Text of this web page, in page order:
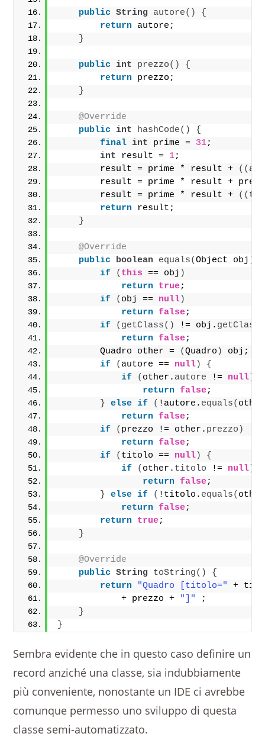
public String autore()
{
return autore;
}
public int prezzo()
{
return prezzo;
}
@Override
public
int hashCode()
{
final int prime = 31;
int result = 1;
        result = prime * result +
((
result = prime * result +
        result = prime * result +
((
return result;
}
@Override
public
boolean equals(Object obj )
if
( this == obj )
return true;
if
( obj == null)
return false;
if
( getClass() != obj. getClass
return false;
        Quadro other =
(Quadro )
obj;
if
( autore == null)
{
if
( other. autore != null)
return false;
}
else if ( !autore. equals(
return false;
if
( prezzo != other. prezzo )
return false;
if
( titolo == null)
{
if
( other. titolo != null)
return false;
}
else if ( !titolo. equals(
return false;
return true;
}
@Override
public
String toString()
{
return
"Quadro [titolo="
+
            + prezzo +
"]"
;
}
}
Sembra evidente che in questo caso definire un
record anziché una classe, sia indubbiamente
più conveniente, nonostante un IDE ci avrebbe
comunque permesso uno sviluppo di questa
classe semi-automatizzato.